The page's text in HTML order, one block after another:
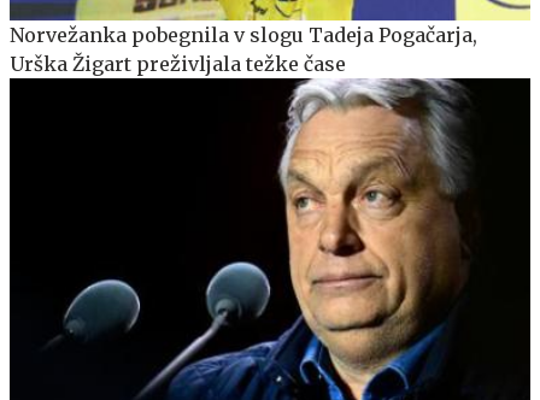
Norvežanka pobegnila v slogu Tadeja Pogačarja,
Urška Žigart preživljala težke čase